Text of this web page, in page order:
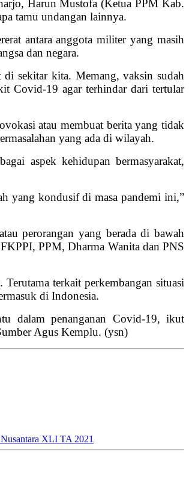
Harun Mustofa (Ketua PPM Kab.
tamu undangan lainnya.
antara anggota militer yang masih
dan negara.
di sekitar kita. Memang, vaksin sudah
Covid-19 agar terhindar dari tertular
atau membuat berita yang tidak
yang ada di wilayah.
aspek kehidupan bermasyarakat,
yang kondusif di masa pandemi ini,”
perorangan yang berada di bawah
PPM, Dharma Wanita dan PNS
terkait perkembangan situasi
di Indonesia.
dalam penanganan Covid-19, ikut
Agus Kemplu. (ysn)
XLI TA 2021